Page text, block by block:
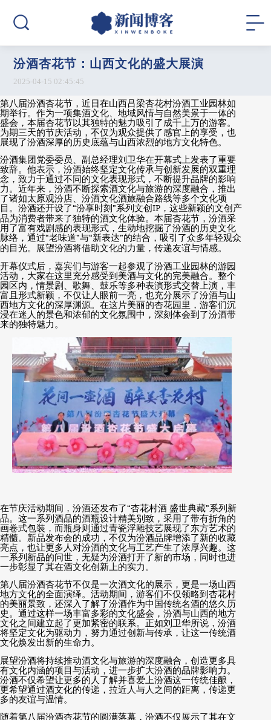
汾酒杏花节：山西文化的盛大展演
2025-04-15 02:45:45
第八届汾酒杏花节，近日在山西吕梁杏花村汾酒工业园林如
期举行。作为一项集酒文化、地域风情与自然美景于一体的
盛会，本届杏花节以其独特的魅力吸引了成千上万的游客。
为期三天的节庆活动，不仅为观众提供了感官上的享受，也
展现了汾酒深厚的历史底蕴与山西浓烈的地方文化特色。
汾酒集团党委委员、副总经理刘卫华在开幕式上发表了重要
致辞。他表示，汾酒始终坚定文化传承与创新发展的双重理
念，致力于通过不同的文化表现形式，不断提升品牌的影响
力。近年来，汾酒不断探索酒文化与旅游的深度融合，推出
了诸如太原观汾店、汾酒文化酒旅融合路线等多个文化项
目。汾酒还开设了“汾享时刻”系列文创 IP ，这些新颖的文创产
品为消费者带来了独特的酒文化体验。本届杏花节，汾酒采
用了富有戏剧感的表现形式，生动地挖掘了汾酒的历史文化
脉络，通过“老味道”与“新表达”的结合，吸引了众多年轻观众
的目光。展望汾酒将借助文化的力量，传递友谊与情感。
开幕仪式后，嘉宾们与游客一起参观了汾酒工业园林的游园
活动，大家在这里充分感受到美酒与文化的完美融合。整个
园区内，情景剧、歌舞、鼓乐等多种表演形式交替上演，丰
富且形式新颖，不仅让人眼前一亮，也充分展示了汾酒与山
西地方文化的深厚渊源。在这片美丽的杏花园里，游客们沉
浸在迷人的景色和浓郁的文化氛围中，深刻体会到了汾酒带
来的独特魅力。
在节庆活动期间，汾酒还发布了“杏花村酒 盛世典藏”系列新
品。这一系列酒品的酒瓶设计精美别致，采用了带有折角的
画卷式包装，而瓶身则通过青瓷浮雕技艺展现了东方艺术的
精髓。新品发布会的成功，不仅为汾酒品牌增添了新的收藏
亮点，也让更多人对汾酒的文化与工艺产生了浓厚兴趣。这
一系列新品的问世，无疑为汾酒打开了新的市场，同时也进
一步彰显了其在酒文化创新上的实力。
第八届汾酒杏花节不仅是一次酒文化的展示，更是一场山西
地方文化的全面演绎。活动期间，游客们不仅领略到杏花村
的美丽景致，还深入了解了汾酒作为中国传统名酒的悠久历
史。通过这样一场丰富多彩的文化盛会，汾酒与山西的地方
文化之间建立起了更加紧密的联系。正如刘卫华所说，汾酒
将坚定文化为驱动力，努力通过创新与传承，让这一传统酒
文化焕发出新的生命力。
展望汾酒将持续推动酒文化与旅游的深度融合，创造更多具
有文化内涵的项目与活动，进一步扩大汾酒的品牌影响力。
汾酒不仅希望让更多的人了解并喜爱上汾酒这一传统佳酿，
更希望通过酒文化的传递，拉近人与人之间的距离，传递更
多的友谊与温情。
随着第八届汾酒杏花节的圆满落幕，汾酒不仅展示了其在文